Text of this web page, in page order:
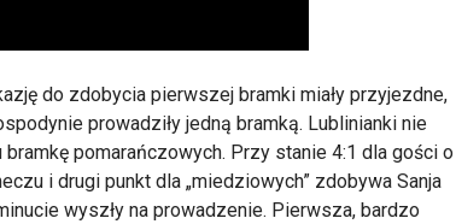
do zdobycia pierwszej bramki miały przyjezdne,
prowadziły jedną bramką. Lublinianki nie
pomarańczowych. Przy stanie 4:1 dla gości o
i drugi punkt dla „miedziowych” zdobywa Sanja
wyszły na prowadzenie. Pierwsza, bardzo